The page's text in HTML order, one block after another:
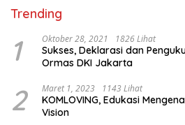
Trending
1 Oktober 28, 2021 1826 Lihat
Sukses, Deklarasi dan
Ormas DKI Jakarta
2 Maret 1, 2023 1143 Lihat
KOMLOVING, Edukasi
Vision